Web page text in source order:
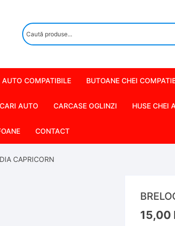
AUTO COMPATIBILE BUTOANE CHEI
AUTO CARCASE OGLINZI HUSE CHEI
CONTACT
CAPRICORN
15,00